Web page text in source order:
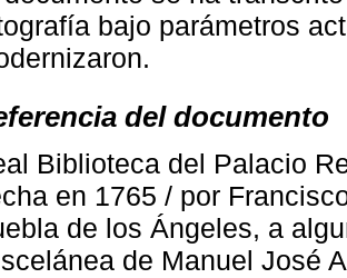
bajo parámetros
del documento
Biblioteca del Palacio
en 1765 / por
de los Ángeles, a
de Manuel José